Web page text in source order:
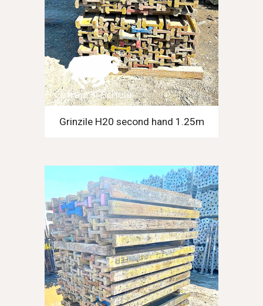
Grinzile H20 second hand 1.25m